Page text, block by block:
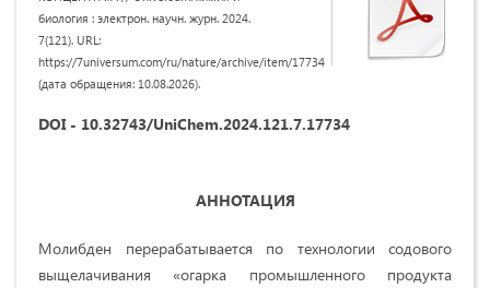
биология : электрон. научн. журн. 2024.
7(121). URL:
https://7universum.com/ru/nature/archive/item/17734
(дата обращения: 10.08.2026).
DOI - 10.32743/UniChem.2024.121.7.17734
АННОТАЦИЯ
Молибден перерабатывается по технологии содового
выщелачивания «огарка промышленного продукта